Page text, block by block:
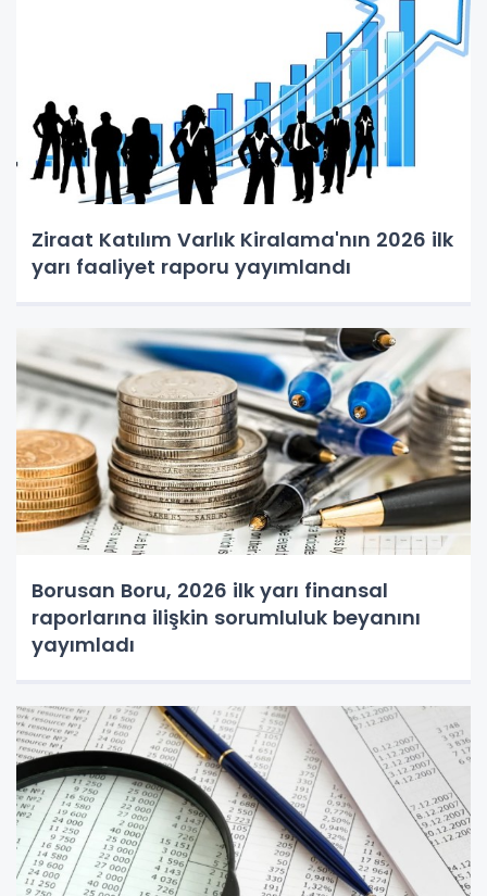
Ziraat Katılım Varlık Kiralama'nın 2026 ilk
yarı faaliyet raporu yayımlandı
Borusan Boru, 2026 ilk yarı finansal
raporlarına ilişkin sorumluluk beyanını
yayımladı